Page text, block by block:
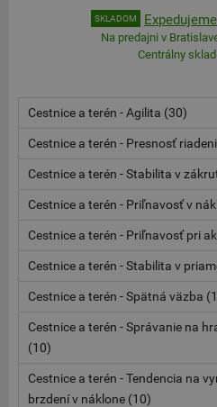
SKLADOM
Na predajni v
Centrálny
Cestnice a terén - Agilita (30)
Cestnice a terén - Presnosť
Cestnice a terén - Stabilita v
Cestnice a terén - Priľnavosť v
Cestnice a terén - Priľnavosť pri
Cestnice a terén - Stabilita v
Cestnice a terén - Spätná väzba
Cestnice a terén - Správanie na
(10)
Cestnice a terén - Tendencia na
brzdení v náklone (10)